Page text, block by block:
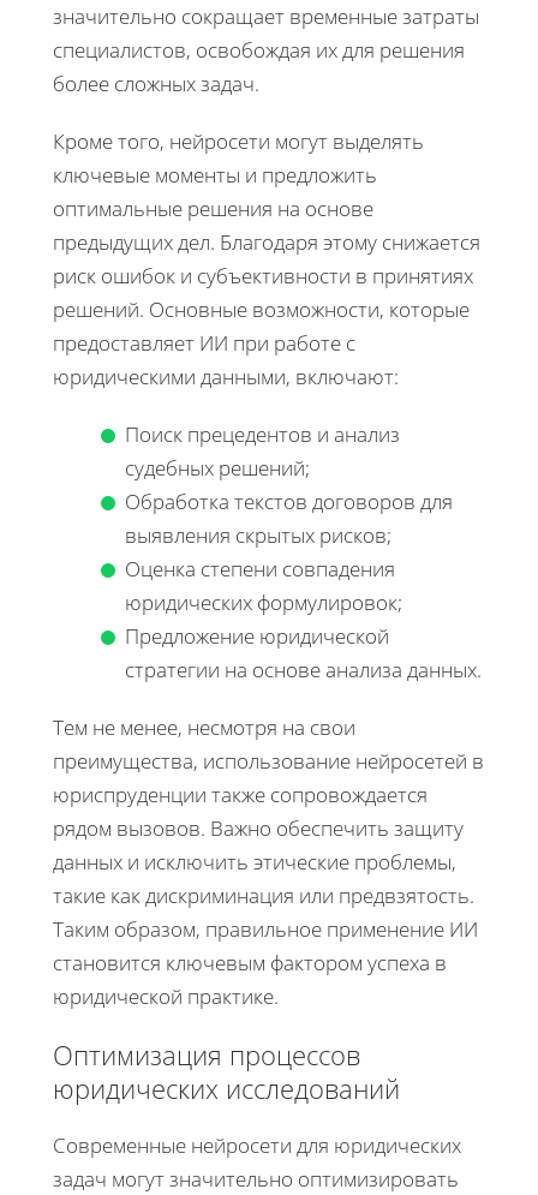
значительно сокращает временные затраты
специалистов, освобождая их для решения
более сложных задач.
Кроме того, нейросети могут выделять
ключевые моменты и предложить
оптимальные решения на основе
предыдущих дел. Благодаря этому снижается
риск ошибок и субъективности в принятиях
решений. Основные возможности, которые
предоставляет ИИ при работе с
юридическими данными, включают:
Поиск прецедентов и анализ
судебных решений;
Обработка текстов договоров для
выявления скрытых рисков;
Оценка степени совпадения
юридических формулировок;
Предложение юридической
стратегии на основе анализа данных.
Тем не менее, несмотря на свои
преимущества, использование нейросетей в
юриспруденции также сопровождается
рядом вызовов. Важно обеспечить защиту
данных и исключить этические проблемы,
такие как дискриминация или предвзятость.
Таким образом, правильное применение ИИ
становится ключевым фактором успеха в
юридической практике.
Оптимизация процессов
юридических исследований
Современные нейросети для юридических
задач могут значительно оптимизировать